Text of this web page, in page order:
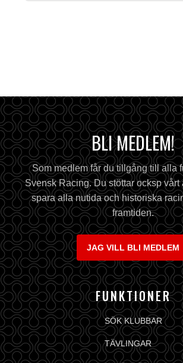
BLI MEDLEM!
Som medlem får du tillgång till alla
Svensk Racing. Du stöttar ocksp vårt
spara alla nutida och historiska
framtiden.
JAG VILL BLI MEDLEM
FUNKTIONER
SÖK KLUBBAR
TÄVLINGAR